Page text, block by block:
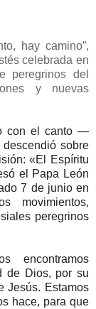
hay camino”,
celebrada en
peregrinos del
y nuevas
con el canto —
sobre
«El Espíritu
el Papa León
7 de junio en
peregrinos
encontramos
de Dios, por su
Jesús. Estamos
hace, para que